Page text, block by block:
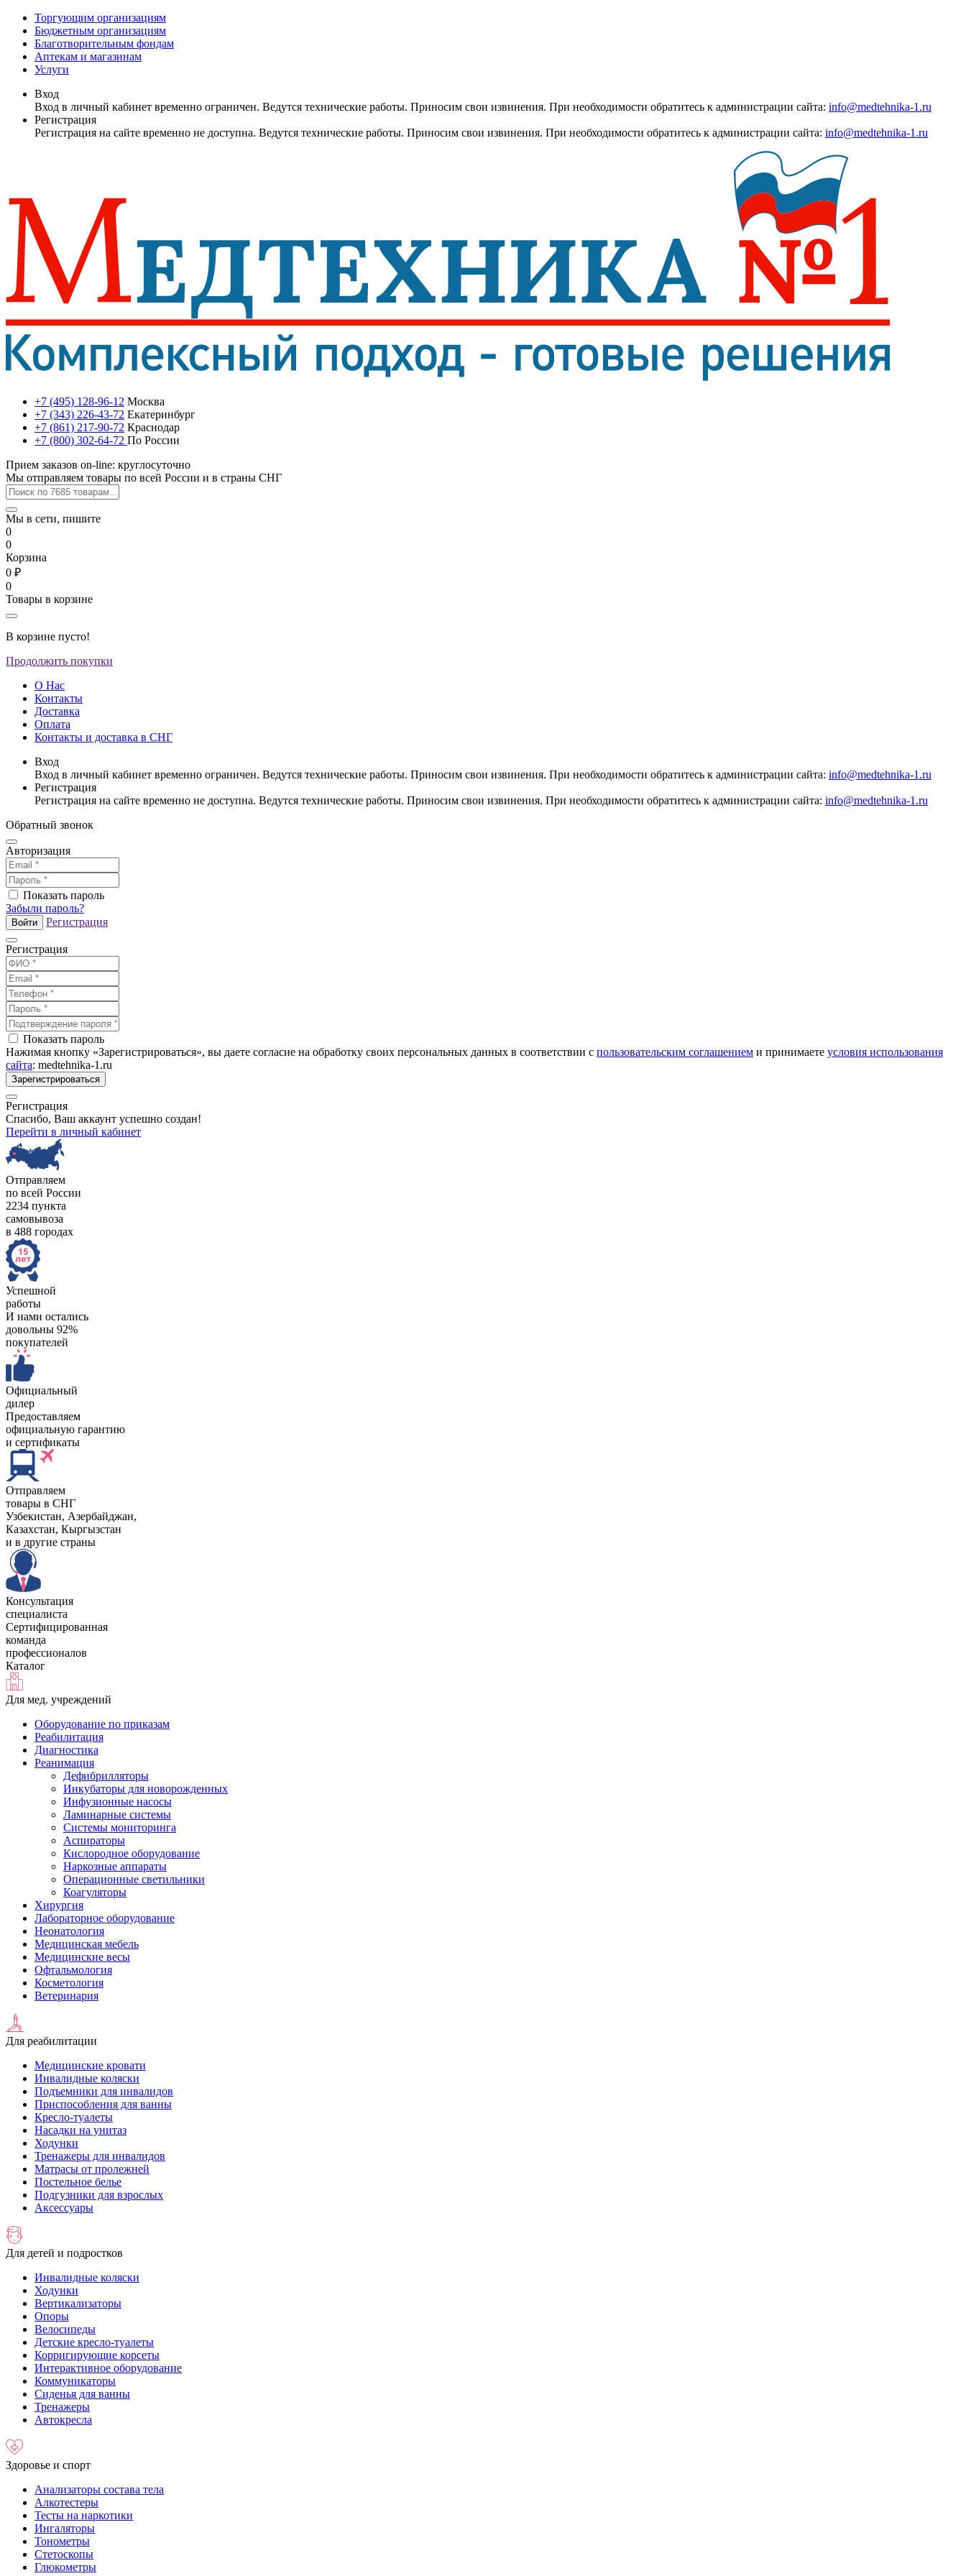
Торгующим организациям
Бюджетным организациям
Благотворительным фондам
Аптекам и магазинам
Услуги
Вход
Вход в личный кабинет временно ограничен. Ведутся технические работы. Приносим свои извинения. При необходимости обратитесь к администрации сайта: info@medtehnika-1.ru
Регистрация
Регистрация на сайте временно не доступна. Ведутся технические работы. Приносим свои извинения. При необходимости обратитесь к администрации сайта: info@medtehnika-1.ru
+7 (495) 128-96-12 Москва
+7 (343) 226-43-72 Екатеринбург
+7 (861) 217-90-72 Краснодар
+7 (800) 302-64-72 По России
Прием заказов on-line: круглосуточно
Мы отправляем товары по всей России и в страны СНГ
Мы в сети, пишите
0
0
Корзина
0 ₽
0
Товары в корзине
В корзине пусто!
Продолжить покупки
О Нас
Контакты
Доставка
Оплата
Контакты и доставка в СНГ
Вход
Вход в личный кабинет временно ограничен. Ведутся технические работы. Приносим свои извинения. При необходимости обратитесь к администрации сайта: info@medtehnika-1.ru
Регистрация
Регистрация на сайте временно не доступна. Ведутся технические работы. Приносим свои извинения. При необходимости обратитесь к администрации сайта: info@medtehnika-1.ru
Обратный звонок
Авторизация
Показать пароль
Забыли пароль?
Войти Регистрация
Регистрация
Показать пароль
Нажимая кнопку «Зарегистрироваться», вы даете согласие на обработку своих персональных данных в соответствии с пользовательским соглашением и принимаете условия использования
сайта: medtehnika-1.ru
Зарегистрироваться
Регистрация
Спасибо, Ваш аккаунт успешно создан!
Перейти в личный кабинет
Отправляем
по всей России
2234 пункта
самовывоза
в 488 городах
Успешной
работы
И нами остались
довольны 92%
покупателей
Официальный
дилер
Предоставляем
официальную гарантию
и сертификаты
Отправляем
товары в СНГ
Узбекистан, Aзербайджан,
Казахстан, Кыргызстан
и в другие страны
Консультация
специалиста
Сертифицированная
команда
профессионалов
Каталог
Для мед. учреждений
Оборудование по приказам
Реабилитация
Диагностика
Реанимация
Дефибрилляторы
Инкубаторы для новорожденных
Инфузионные насосы
Ламинарные системы
Системы мониторинга
Аспираторы
Кислородное оборудование
Наркозные аппараты
Операционные светильники
Коагуляторы
Хирургия
Лабораторное оборудование
Неонатология
Медицинская мебель
Медицинские весы
Офтальмология
Косметология
Ветеринария
Для реабилитации
Медицинские кровати
Инвалидные коляски
Подъемники для инвалидов
Приспособления для ванны
Кресло-туалеты
Насадки на унитаз
Ходунки
Тренажеры для инвалидов
Матрасы от пролежней
Постельное белье
Подгузники для взрослых
Аксессуары
Для детей и подростков
Инвалидные коляски
Ходунки
Вертикализаторы
Опоры
Велосипеды
Детские кресло-туалеты
Корригирующие корсеты
Интерактивное оборудование
Коммуникаторы
Сиденья для ванны
Тренажеры
Автокресла
Здоровье и спорт
Анализаторы состава тела
Алкотестеры
Тесты на наркотики
Ингаляторы
Тонометры
Стетоскопы
Глюкометры